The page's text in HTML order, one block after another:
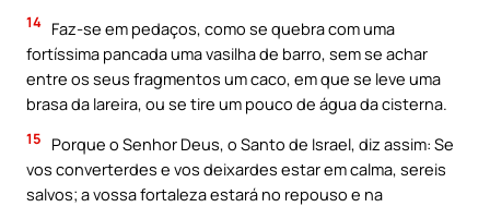
14 Faz-se em pedaços, como se quebra com uma
fortíssima pancada uma vasilha de barro, sem se achar
entre os seus fragmentos um caco, em que se leve uma
brasa da lareira, ou se tire um pouco de água da cisterna.
15
Porque o Senhor Deus, o Santo de Israel, diz assim: Se
vos converterdes e vos deixardes estar em calma, sereis
salvos; a vossa fortaleza estará no repouso e na